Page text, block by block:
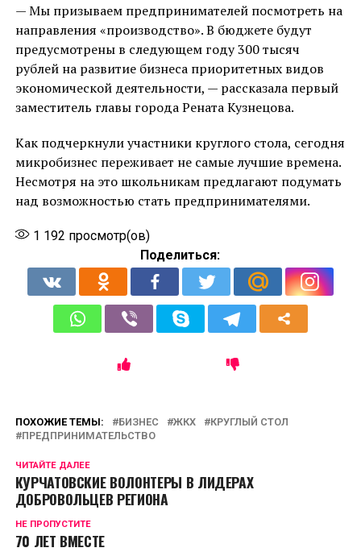
— Мы призываем предпринимателей посмотреть на
направления «производство». В бюджете будут
предусмотрены в следующем году 300 тысяч
рублей на развитие бизнеса приоритетных видов
экономической деятельности, — рассказала первый
заместитель главы города Рената Кузнецова.
Как подчеркнули участники круглого стола, сегодня
микробизнес переживает не самые лучшие времена.
Несмотря на это школьникам предлагают подумать
над возможностью стать предпринимателями.
1 192 просмотр(ов)
Поделиться:
ПОХОЖИЕ ТЕМЫ: БИЗНЕС ЖКХ
КРУГЛЫЙ СТОЛ
ПРЕДПРИНИМАТЕЛЬСТВО
ЧИТАЙТЕ ДАЛЕЕ
КУРЧАТОВСКИЕ ВОЛОНТЕРЫ В ЛИДЕРАХ
ДОБРОВОЛЬЦЕВ РЕГИОНА
НЕ ПРОПУСТИТЕ
70 ЛЕТ ВМЕСТЕ